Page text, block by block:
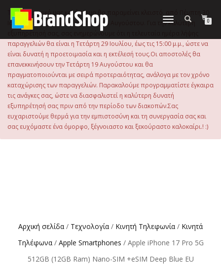
περιεχόμενο
Εναλλαγή
0
Το ηλεκτρονικό μας κατάστημα θα παραμείνει κλειστό, από Πέμπτη 30
Ιουλίου 2026 μέχρι και την Τρίτη 18 Αυγούστου. Για την καλύτερη
εξυπηρέτησή σας, σας ενημερώνουμε ότι η τελευταία ημέρα λήψης
παραγγελιών θα είναι η Τετάρτη 29 Ιουλίου, έως τις 15:00 μ.μ., ώστε να
είναι δυνατή η προετοιμασία και η εκτέλεσή τους.Οι αποστολές θα
επανεκκινήσουν την Τετάρτη 19 Αυγούστου και θα
πραγματοποιούνται με σειρά προτεραιότητας, ανάλογα με τον χρόνο
καταχώρισης των παραγγελιών. Παρακαλούμε προγραμματίστε έγκαιρα
τις ανάγκες σας, ώστε να διασφαλιστεί η καλύτερη δυνατή
εξυπηρέτησή σας πριν από την περίοδο των διακοπών.Σας
ευχαριστούμε θερμά για την εμπιστοσύνη και τη συνεργασία σας και
σας ευχόμαστε ένα όμορφο, ξέγνοιαστο και ξεκούραστο καλοκαίρι.! :)
Αρχική σελίδα / Τεχνολογία / Κινητή Τηλεφωνία / Κινητά
Τηλέφωνα/ Apple Smartphones / Apple iPhone 17 Pro 5G
512GB (12GB Ram) Nano-SIM +eSIM Deep Blue EU